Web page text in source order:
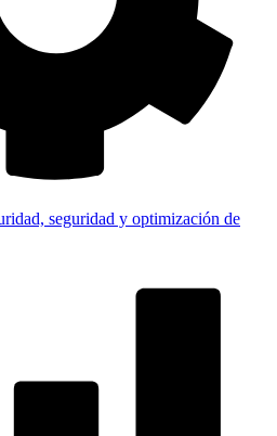
seguridad y optimización de